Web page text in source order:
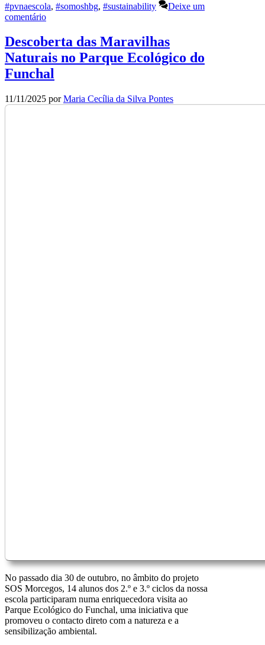
#pvnaescola, #somoshbg, #sustainability
Deixe um
comentário
Descoberta das Maravilhas
Naturais no Parque Ecológico do
Funchal
11/11/2025 porMaria Cecília da Silva Pontes
No passado dia 30 de outubro, no âmbito do projeto
SOS Morcegos, 14 alunos dos 2.º e 3.º ciclos da nossa
escola participaram numa enriquecedora visita ao
Parque Ecológico do Funchal, uma iniciativa que
promoveu o contacto direto com a natureza e a
sensibilização ambiental.